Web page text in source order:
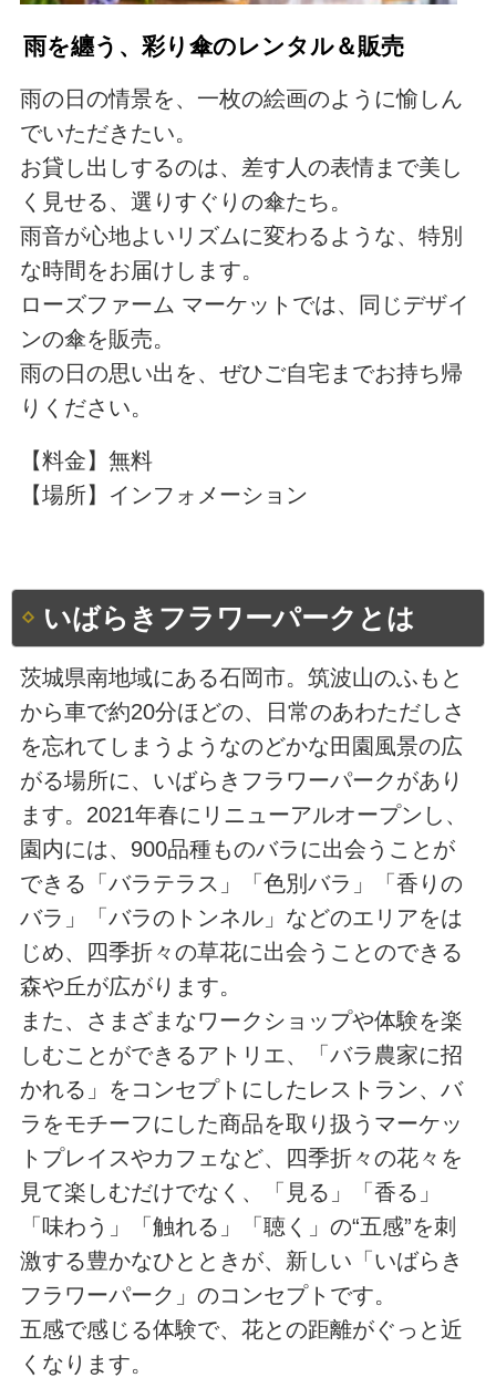
雨を纏う、彩り傘のレンタル＆販売
雨の日の情景を、一枚の絵画のように愉しん
でいただきたい。
お貸し出しするのは、差す人の表情まで美し
く見せる、選りすぐりの傘たち。
雨音が心地よいリズムに変わるような、特別
な時間をお届けします。
ローズファーム マーケットでは、同じデザイ
ンの傘を販売。
雨の日の思い出を、ぜひご自宅までお持ち帰
りください。
【料金】無料
【場所】インフォメーション
いばらきフラワーパークとは
茨城県南地域にある石岡市。筑波山のふもと
から車で約20分ほどの、日常のあわただしさ
を忘れてしまうようなのどかな田園風景の広
がる場所に、いばらきフラワーパークがあり
ます。2021年春にリニューアルオープンし、
園内には、900品種ものバラに出会うことが
できる「バラテラス」「色別バラ」「香りの
バラ」「バラのトンネル」などのエリアをは
じめ、四季折々の草花に出会うことのできる
森や丘が広がります。
また、さまざまなワークショップや体験を楽
しむことができるアトリエ、「バラ農家に招
かれる」をコンセプトにしたレストラン、バ
ラをモチーフにした商品を取り扱うマーケッ
トプレイスやカフェなど、四季折々の花々を
見て楽しむだけでなく、「見る」「香る」
「味わう」「触れる」「聴く」の“五感”を刺
激する豊かなひとときが、新しい「いばらき
フラワーパーク」のコンセプトです。
五感で感じる体験で、花との距離がぐっと近
くなります。